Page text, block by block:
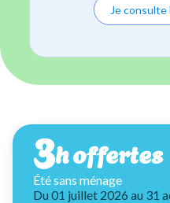
Je consulte
3h offertes
Été sans ménage
Du 01 juillet 2026 au 31